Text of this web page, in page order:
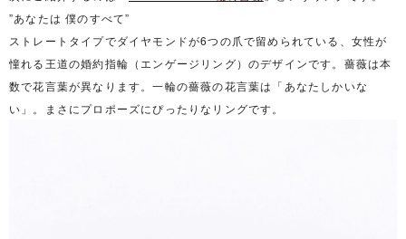
”あなたは 僕のすべて”
ストレートタイプでダイヤモンドが6つの爪で留められている、女性が
憧れる王道の婚約指輪（エンゲージリング）のデザインです。薔薇は本
数で花言葉が異なります。一輪の薔薇の花言葉は「あなたしかいな
い」。まさにプロポーズにぴったりなリングです。